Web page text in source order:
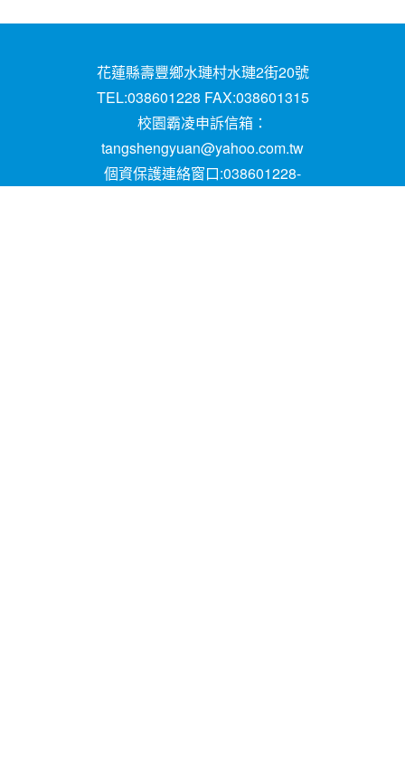
花蓮縣壽豐鄉水璉村水璉2街20號
TEL:038601228 FAX:038601315
校園霸凌申訴信箱：
tangshengyuan@yahoo.com.tw
個資保護連絡窗口:038601228-